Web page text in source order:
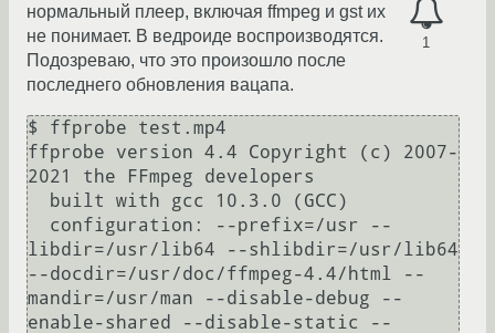
1
нормальный плеер, включая ffmpeg и gst их
не понимает. В ведроиде воспроизводятся.
Подозреваю, что это произошло после
последнего обновления вацапа.
$ ffprobe test.mp4
ffprobe version 4.4 Copyright (c) 2007-
2021 the FFmpeg developers
libdir=/usr/lib64 --shlibdir=/usr/lib64
--docdir=/usr/doc/ffmpeg-4.4/html --
mandir=/usr/man --disable-debug --
enable-shared --disable-static --